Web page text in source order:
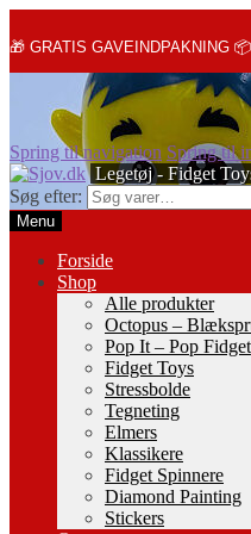
🎁 GRATIS GAVEINDPAKNING
Spring til navigation Spring til
Søg efter:
Menu
Forside
Shop
Alle produkter
Octopus –
Pop It – Pop Fidget
Fidget Toys
Stressbolde
Tegneting
Elmers
Klassikere
Fidget Spinnere
Diamond Painting
Stickers